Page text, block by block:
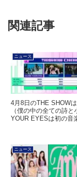
関連記事
ニュース
4月8日のTHE SHOW
（僕の中の全ての詩
YOUR EYESは初の音
ニュース